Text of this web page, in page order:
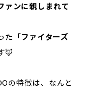
ァンに親しまれて
た 「ファイターズ
🦊
の特徴は、なんと